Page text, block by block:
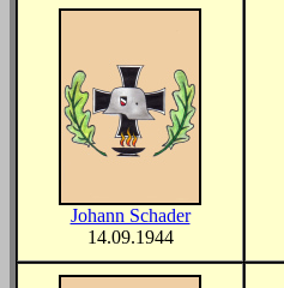
Johann Schader
14.09.1944